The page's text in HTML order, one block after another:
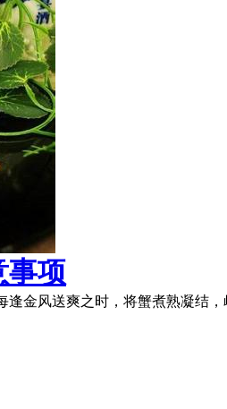
事项
金风送爽之时，将蟹煮熟凝结